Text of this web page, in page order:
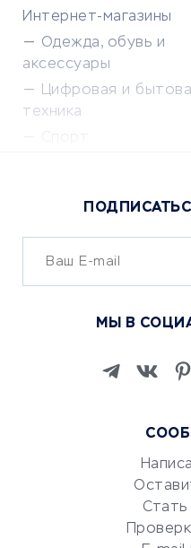
Интернет-магазины
Одежда, обувь и
аксессуары
Цифровая и
техника
Сервисы доставки
ОБУЧЕНИЕ И РАБОТА
Изучение
Маркетинг и
Репетиторство
Красота и
Сервисы по поиску
Сетевой маркетинг
МЫ В